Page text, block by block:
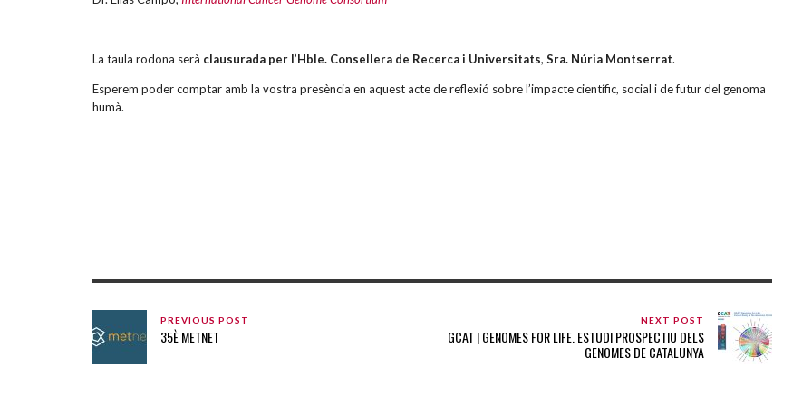
La taula rodona serà clausurada per l’Hble. Consellera de Recerca i Universitats, Sra. Núria Montserrat.
Esperem poder comptar amb la vostra presència en aquest acte de reflexió sobre l’impacte científic, social i de futur del genoma
humà.
PREVIOUS POST
35È METNET
NEXT POST
GCAT | GENOMES FOR LIFE. ESTUDI PROSPECTIU DELS
GENOMES DE CATALUNYA